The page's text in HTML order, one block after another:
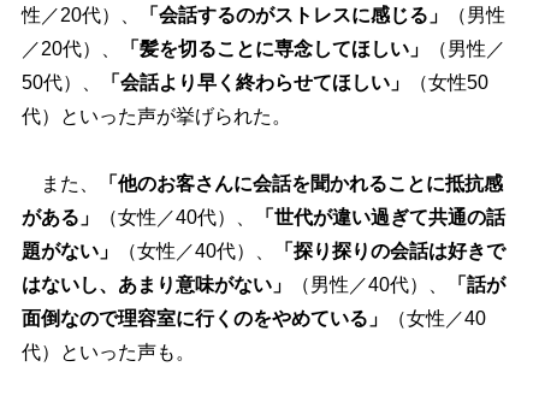
性／20代）、
「会話するのがストレスに感じる」
（男性
／20代）、
「髪を切ることに専念してほしい」
（男性／
50代）、
「会話より早く終わらせてほしい」
（女性50
代）といった声が挙げられた。
また、
「他のお客さんに会話を聞かれることに抵抗感
がある」
（女性／40代）、
「世代が違い過ぎて共通の話
題がない」
（女性／40代）、
「探り探りの会話は好きで
はないし、あまり意味がない」
（男性／40代）、
「話が
面倒なので理容室に行くのをやめている」
（女性／40
代）といった声も。